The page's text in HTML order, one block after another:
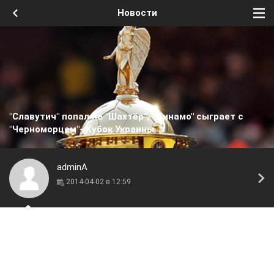
Новости
"Славутич" попал на "Шахтёр", "Динамо" сыграет с
"Черноморцем"- Кубок Украины
adminA
2014-04-02 в 12:59